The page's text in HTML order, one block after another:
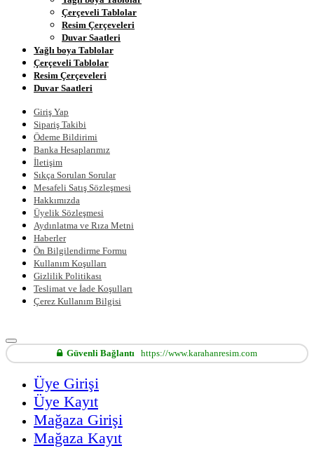
Çerçeveli Tablolar
Resim Çerçeveleri
Duvar Saatleri
Yağlı boya Tablolar
Çerçeveli Tablolar
Resim Çerçeveleri
Duvar Saatleri
Giriş Yap
Sipariş Takibi
Ödeme Bildirimi
Banka Hesaplarımız
İletişim
Sıkça Sorulan Sorular
Mesafeli Satış Sözleşmesi
Hakkımızda
Üyelik Sözleşmesi
Aydınlatma ve Rıza Metni
Haberler
Ön Bilgilendirme Formu
Kullanım Koşulları
Gizlilik Politikası
Teslimat ve İade Koşulları
Çerez Kullanım Bilgisi
Güvenli Bağlantı https://www.karahanresim.com
Üye Girişi
Üye Kayıt
Mağaza Girişi
Mağaza Kayıt